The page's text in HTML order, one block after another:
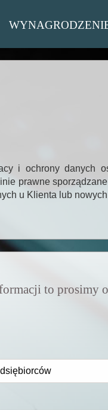
i ochrony danych
prawne
u Klienta lub
to prosimy